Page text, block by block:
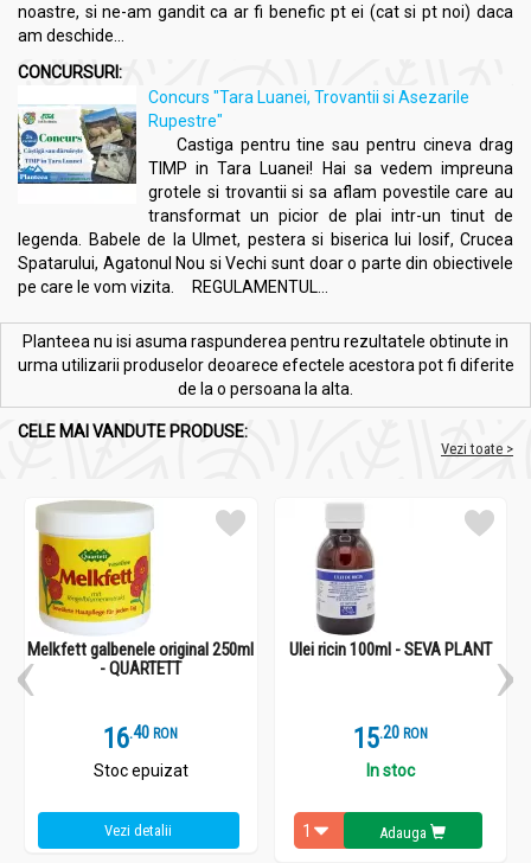
noastre, si ne-am gandit ca ar fi benefic pt ei (cat si pt noi) daca
am deschide...
CONCURSURI:
Concurs "Tara Luanei, Trovantii si Asezarile
Rupestre"
Castiga pentru tine sau pentru cineva drag
TIMP in Tara Luanei! Hai sa vedem impreuna
grotele si trovantii si sa aflam povestile care au
transformat un picior de plai intr-un tinut de
legenda. Babele de la Ulmet, pestera si biserica lui Iosif, Crucea
Spatarului, Agatonul Nou si Vechi sunt doar o parte din obiectivele
pe care le vom vizita. REGULAMENTUL...
Planteea nu isi asuma raspunderea pentru rezultatele obtinute in
urma utilizarii produselor deoarece efectele acestora pot fi diferite
de la o persoana la alta.
CELE MAI VANDUTE PRODUSE:
Vezi toate >
Melkfett galbenele original 250ml
- QUARTETT
16.4 RON
Stoc epuizat
Vezi detalii
Ulei ricin 100ml - SEVA PLANT
15.2 RON
In stoc
Adauga